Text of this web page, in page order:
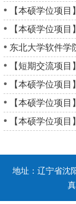
【本硕学位项
东北大学软件学
【本硕学位项
地址：辽宁省沈